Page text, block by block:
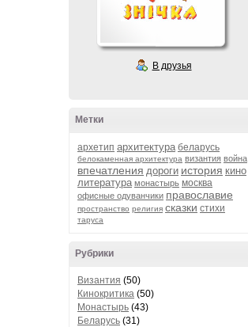
В друзья
Метки
архетип архитектура беларусь
белокаменная архитектура византия война
впечатления дороги история кино
литература монастырь москва
офисные одуванчики православие
пространство религия сказки стихи
таруса
Рубрики
Византия (50)
Кинокритика (50)
Монастырь (43)
Беларусь (31)